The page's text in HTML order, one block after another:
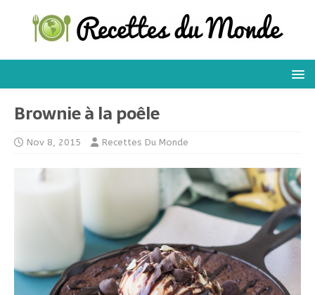
Brownie à la poêle
Nov 8, 2015 Recettes Du Monde